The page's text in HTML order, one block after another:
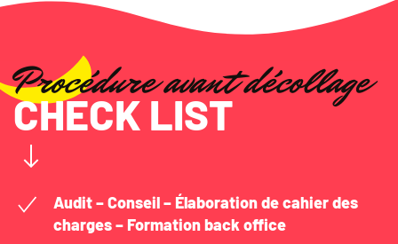
Procédure avant décollage
CHECK LIST
Audit – Conseil – Élaboration de cahier des
charges – Formation back office